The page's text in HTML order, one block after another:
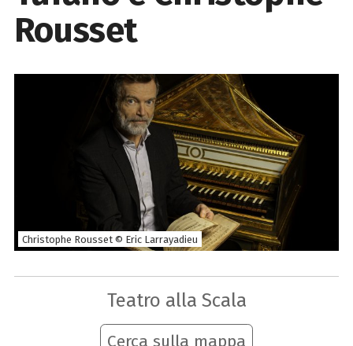
Rousset
Christophe Rousset © Eric Larrayadieu
Teatro alla Scala
Cerca sulla mappa